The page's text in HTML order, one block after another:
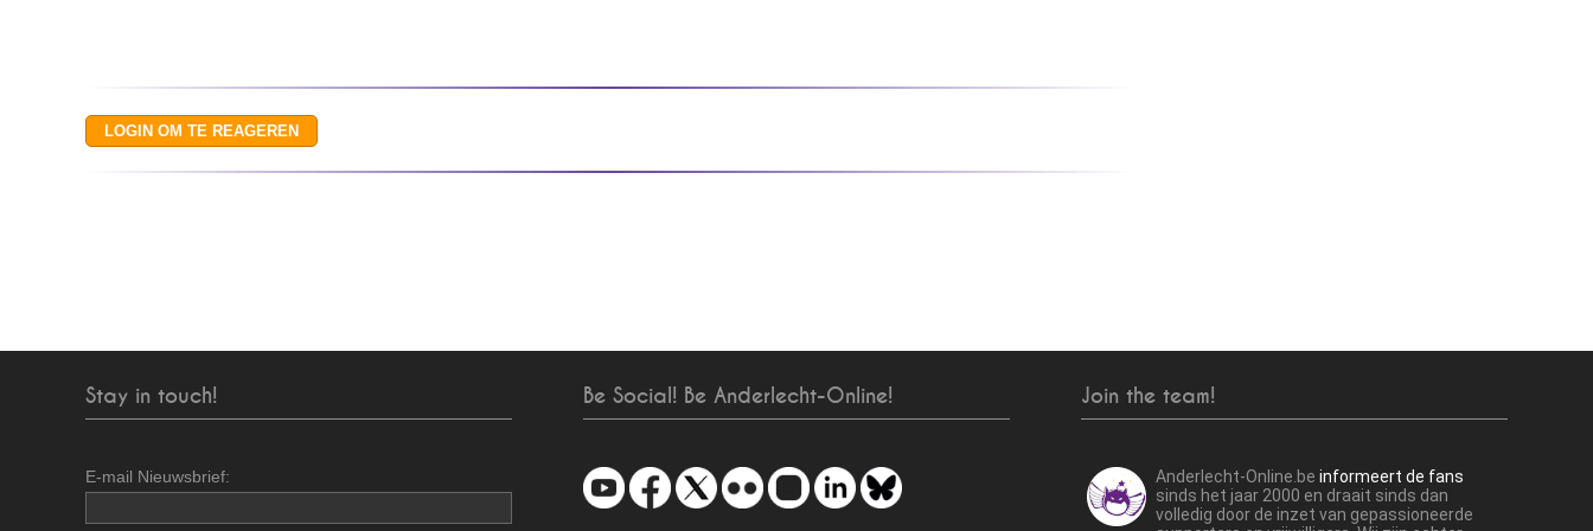
Stay in touch!
E-mail Nieuwsbrief:
Be Social! Be Anderlecht-Online! Join the team!
Anderlecht-Online.be informeert de fans
sinds het jaar 2000 en draait sinds dan
volledig door de inzet van gepassioneerde